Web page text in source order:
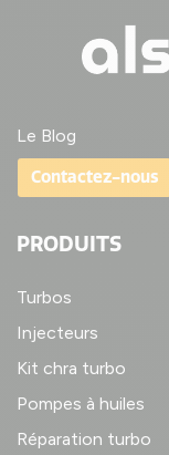
Le Blog
Contactez-nous
PRODUITS
Turbos
Injecteurs
Kit chra turbo
Pompes à huiles
Réparation turbo